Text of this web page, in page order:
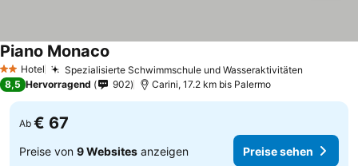
2 Sterne
Hotel Spezialisierte Schwimmschule und Wasseraktivitäten
Piano Monaco
8,5 Hervorragend 902 Carini, 17.2 km bis Palermo
Ab € 67
Preise von 9 Websites anzeigen Preise sehen